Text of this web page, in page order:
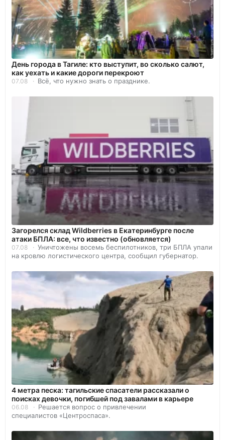
День города в Тагиле: кто выступит, во сколько салют,
как уехать и какие дороги перекроют
07.08 Всё, что нужно знать о празднике.
Загорелся склад Wildberries в Екатеринбурге после
атаки БПЛА: все, что известно (обновляется)
07.08
Уничтожены восемь беспилотников, три БПЛА упали
на кровлю логистического центра, сообщил губернатор.
4 метра песка: тагильские спасатели рассказали о
поисках девочки, погибшей под завалами в карьере
06.08
Решается вопрос о привлечении
специалистов «Центроспаса».